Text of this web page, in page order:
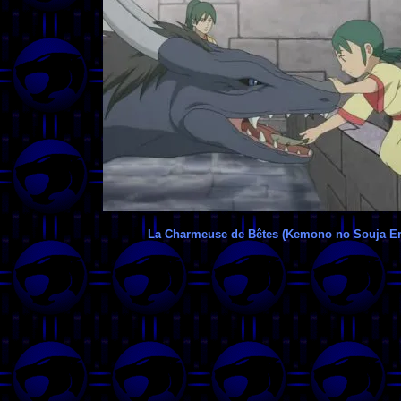
La Charmeuse de Bêtes (Kemono no Souja